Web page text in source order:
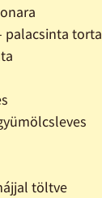
palacsinta torta
töltve